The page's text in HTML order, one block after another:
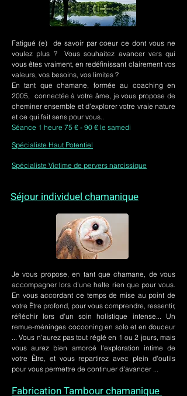
Fatigué (e) de savoir par coeur ce dont vous ne
voulez plus ? Vous souhaitez avancer vers qui
vous êtes vraiment, en redéfinissant clairement vos
valeurs, vos besoins, vos limites ?
En tant que chamane, formée au coaching en
2005, connectée à votre âme, je vous propose de
cheminer ensemble et d'explorer votre vraie nature
et ce qui fait sens pour vous..
Séance 1 heure 75 € - 90 € le samedi
Spécialiste Haut Potentiel
Spécialiste Victime de pervers narcissique
Séjour individuel chamanique
Je vous propose, en tant que chamane, de vous
accompagner lors d'une halte rien que pour vous.
En vous accordant ce temps de mise au point de
votre Être profond, pour vous comprendre, ressentir,
réfléchir lors d'un soin holistique intense... Un
remue-méninges cocooning en solo et en douceur
... Vous n'aurez pas tout réglé en 1 ou 2 jours, mais
vous aurez bien amorcé l'exploration intime de
votre Être, et vous repartirez avec plein d'outils
pour vous permettre de continuer d'avancer ...
Fabrication Tambour chamanique